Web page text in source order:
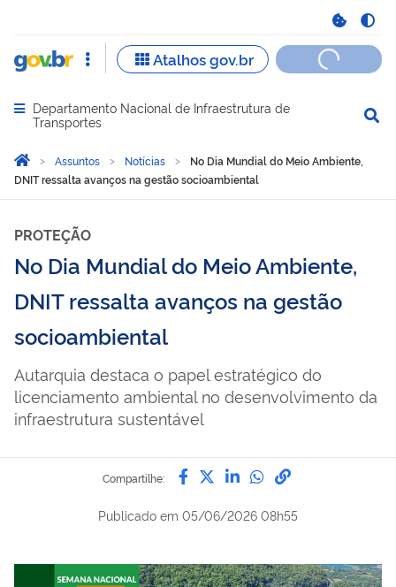
Abrir menu principal de navegação
Departamento Nacional de Infraestrutura de
Transportes
Você está aqui:
Página Inicial
Assuntos Notícias
No Dia Mundial do Meio Ambiente,
DNIT ressalta avanços na gestão socioambiental
PROTEÇÃO
No Dia Mundial do Meio Ambiente,
DNIT ressalta avanços na gestão
socioambiental
Autarquia destaca o papel estratégico do
licenciamento ambiental no desenvolvimento da
infraestrutura sustentável
Compartilhe: Compartilhe por Facebook
Compartilhe por Twitter
Compartilhe por
Compartilhe
link para
Publicado em 05/06/2026 08h55